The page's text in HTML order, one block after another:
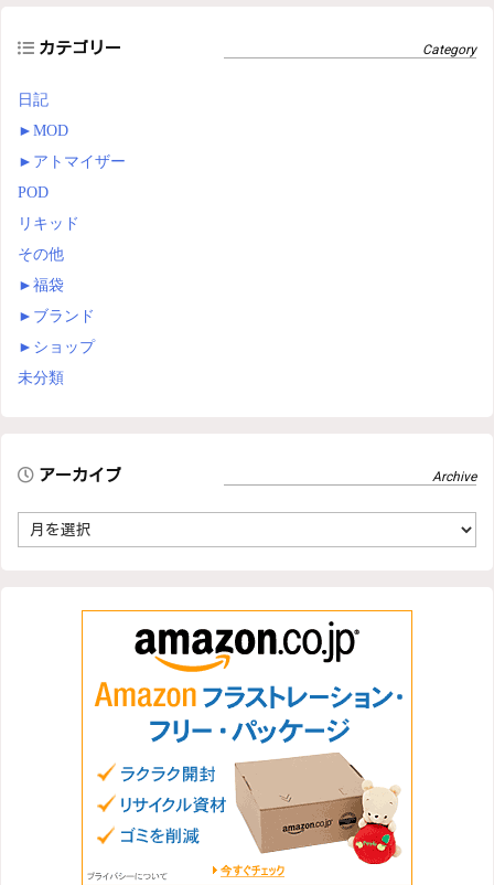
カテゴリー
日記
► MOD
► アトマイザー
POD
リキッド
その他
► 福袋
► ブランド
► ショップ
未分類
アーカイブ
ー